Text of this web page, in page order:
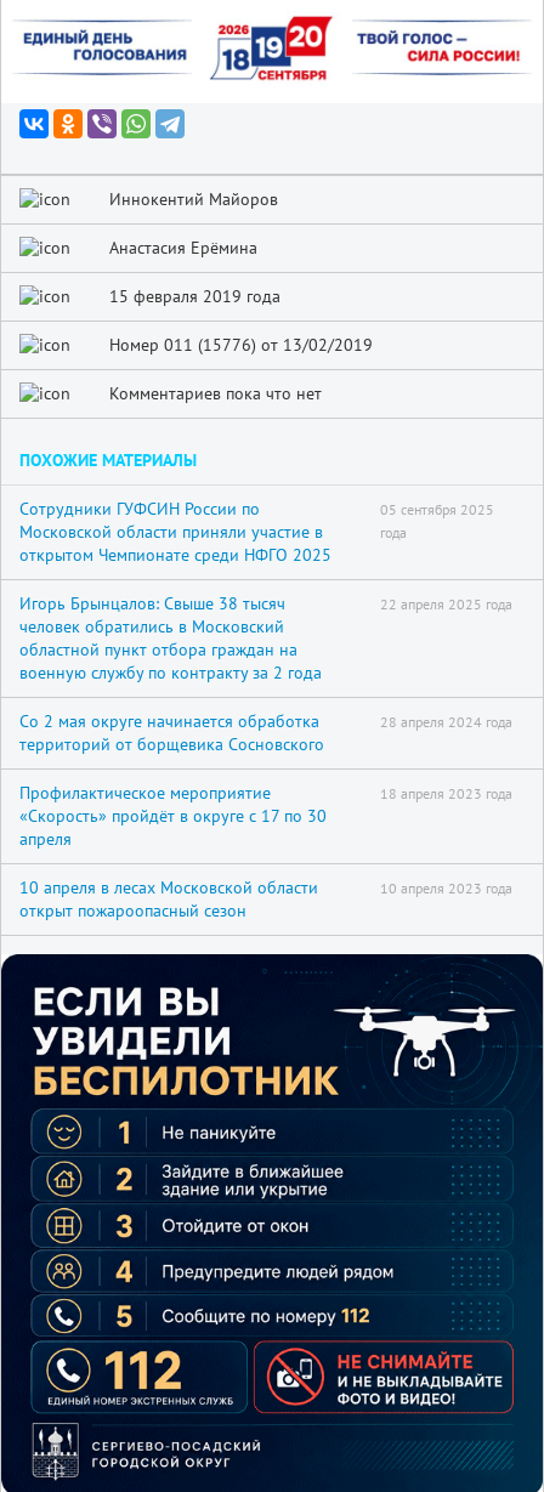
Иннокентий Майоров
Анастасия Ерёмина
15 февраля 2019 года
Номер 011 (15776) от 13/02/2019
Комментариев пока что нет
ПОХОЖИЕ МАТЕРИАЛЫ
Сотрудники ГУФСИН России по
Московской области приняли участие в
открытом Чемпионате среди НФГО 2025
05 сентября 2025
года
Игорь Брынцалов: Свыше 38 тысяч
человек обратились в Московский
областной пункт отбора граждан на
военную службу по контракту за 2 года
22 апреля 2025 года
Со 2 мая округе начинается обработка
территорий от борщевика Сосновского
28 апреля 2024 года
Профилактическое мероприятие
«Скорость» пройдёт в округе с 17 по 30
апреля
18 апреля 2023 года
10 апреля в лесах Московской области
открыт пожароопасный сезон
10 апреля 2023 года